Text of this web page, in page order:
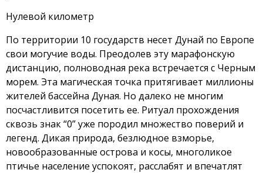
Нулевой километр
По территории 10 государств несет Дунай по Европе
свои могучие воды. Преодолев эту марафонскую
дистанцию, полноводная река встречается с Черным
морем. Эта магическая точка притягивает миллионы
жителей бассейна Дуная. Но далеко не многим
посчастливится посетить ее. Ритуал прохождения
сквозь знак “0” уже породил множество поверий и
легенд. Дикая природа, безлюдное взморье,
новообразованные острова и косы, многоликое
птичье население успокоят, расслабят и впечатлят